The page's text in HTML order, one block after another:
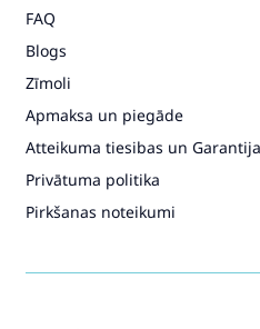
FAQ
Blogs
Zīmoli
Apmaksa un piegāde
Atteikuma tiesibas un Garantija
Privātuma politika
Pirkšanas noteikumi